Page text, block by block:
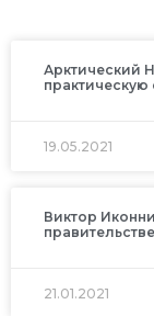
Арктический
19.05.2021
Виктор
21.01.2021